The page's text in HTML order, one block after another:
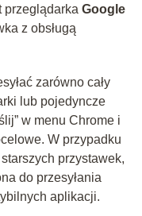
przeglądarka Google
z obsługą
zarówno cały
lub pojedyncze
w menu Chrome i
W przypadku
przystawek,
do przesyłania
aplikacji.